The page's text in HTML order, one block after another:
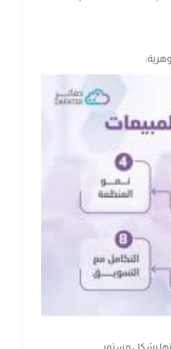
بشكل مستمر.